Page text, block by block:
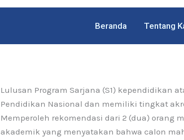
Beranda Tentang
Lulusan Program Sarjana (S1) kependidikan
Pendidikan Nasional dan memiliki tingkat
Memperoleh rekomendasi dari 2 (dua) orang
akademik yang menyatakan bahwa calon